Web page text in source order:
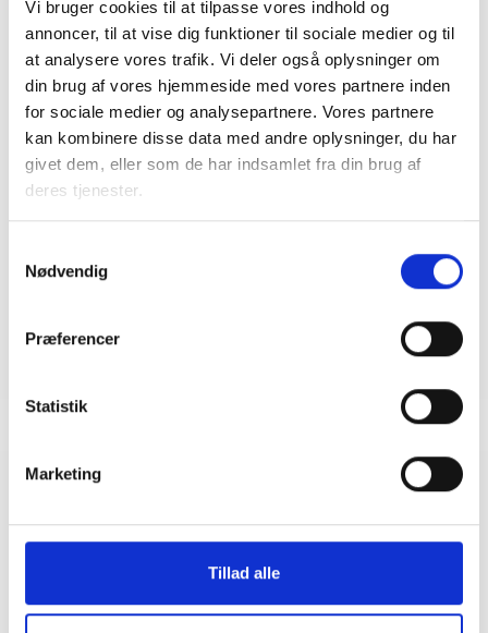
Vi bruger cookies til at tilpasse vores indhold og
annoncer, til at vise dig funktioner til sociale medier og til
at analysere vores trafik. Vi deler også oplysninger om
din brug af vores hjemmeside med vores partnere inden
for sociale medier og analysepartnere. Vores partnere
kan kombinere disse data med andre oplysninger, du har
givet dem, eller som de har indsamlet fra din brug af
deres tjenester.
Nødvendig
Præferencer
Statistik
Marketing
Tillad alle
Mail: spe@bl.dk
Bent Madsen
Tlf: 28 88 18 77
Viden
januar 2025